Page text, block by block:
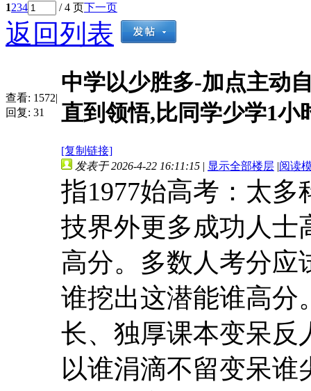
1234 / 4 页下一页
返回列表
查看: 1572|
回复: 31
中学以少胜多-加点主动
直到领悟,比同学少学1小
[复制链接]
发表于 2026-4-22 16:11:15 | 显示全部楼层 |阅读
指1977始高考：太
技界外更多成功人士
高分。多数人考分应
谁挖出这潜能谁高分
长、独厚课本变呆反
以谁涓滴不留变呆谁